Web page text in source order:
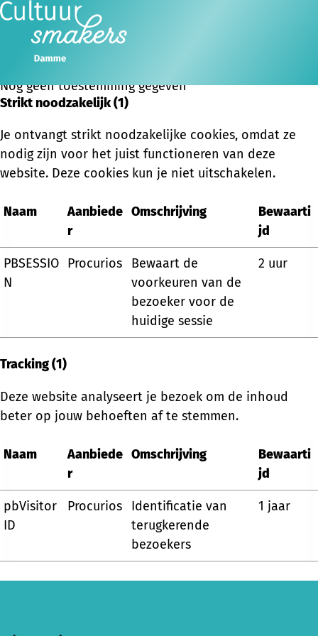
Beheer je cookies
Cookie-toestemming aanpassen
Nog geen toestemming gegeven
Strikt noodzakelijk (1)
Je ontvangt strikt noodzakelijke cookies, omdat ze
nodig zijn voor het juist functioneren van deze
website. Deze cookies kun je niet uitschakelen.
Naam
Aanbiede
r
Omschrijving
Bewaarti
jd
PBSESSIO
N
Procurios
Bewaart de
voorkeuren van de
bezoeker voor de
huidige sessie
2 uur
Tracking (1)
Deze website analyseert je bezoek om de inhoud
beter op jouw behoeften af te stemmen.
Naam
Aanbiede
r
Omschrijving
Bewaarti
jd
pbVisitor
ID
Procurios
Identificatie van
terugkerende
bezoekers
1 jaar